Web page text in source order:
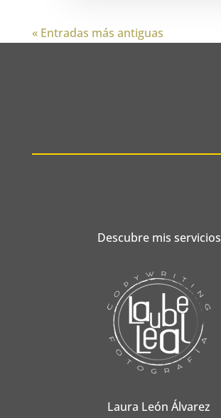
« Entradas más antiguas
Descubre mis servicios
Laura León Álvarez